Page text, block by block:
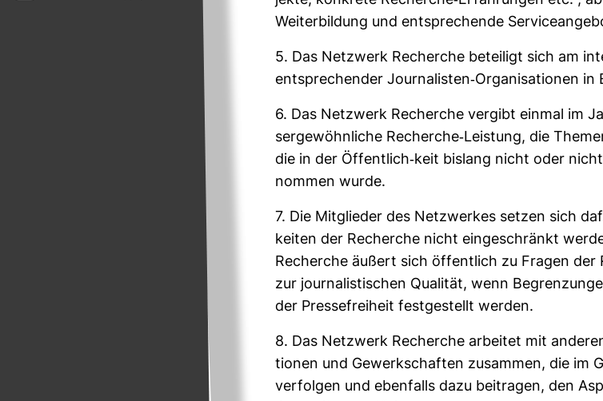
Wei­ter­bil­dung und ent­spre­chende
5. Das Netz­werk Recherche betei­ligt sich am
ent­spre­chender Jour­na­listen-​Orga­ni­sa­tionen in
6. Das Netz­werk Recherche ver­gibt einmal im
ser­ge­wöhn­liche Recherche-​Leis­tung, die
die in der Öffent­lich-​keit bis­lang nicht oder
nommen wurde.
7. Die Mit­glieder des Netz­werkes setzen sich
keiten der Recherche nicht ein­ge­schränkt
Recherche äußert sich öffent­lich zu Fragen der
zur jour­na­lis­ti­schen Qua­lität, wenn
der Pres­se­frei­heit fest­ge­stellt werden.
8. Das Netz­werk Recherche arbeitet mit
tionen und Gewerk­schaften zusammen, die im
ver­folgen und eben­falls dazu bei­tragen, den